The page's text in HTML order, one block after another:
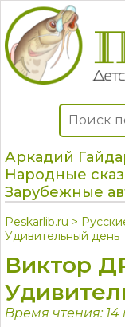
Аркадий
Народные
Зарубежные
Peskarlib.ru >
Удивительный день
Виктор
Время чтения: 14